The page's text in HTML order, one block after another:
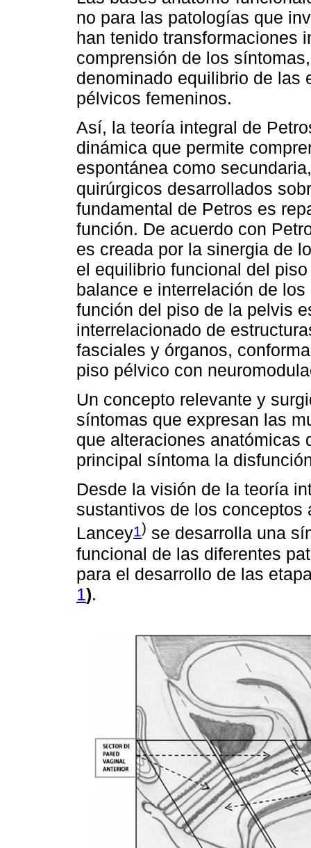
no para las patologías que
han tenido transformaciones
comprensión de los
denominado equilibrio de las
pélvicos femeninos.
Así, la teoría integral de
dinámica que permite
espontánea como
quirúrgicos desarrollados
fundamental de Petros es
función. De acuerdo con
es creada por la sinergia de
el equilibrio funcional del
balance e interrelación de
función del piso de la pelvis
interrelacionado de
fasciales y órganos,
piso pélvico con
Un concepto relevante y
síntomas que expresan las
que alteraciones anatómicas
principal síntoma la
Desde la visión de la teoría
sustantivos de los
Lancey1) se desarrolla una
funcional de las diferentes
para el desarrollo de las
1).